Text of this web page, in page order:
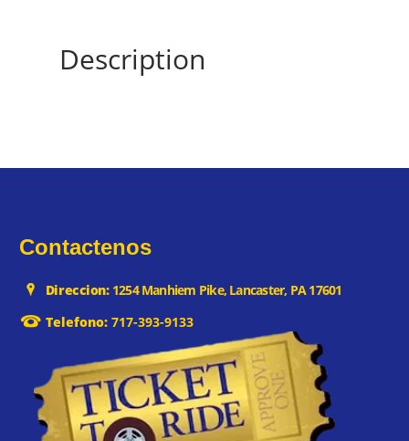
Description
Contactenos
Direccion:1254 Manhiem Pike, Lancaster, PA 17601
Telefono:717-393-9133